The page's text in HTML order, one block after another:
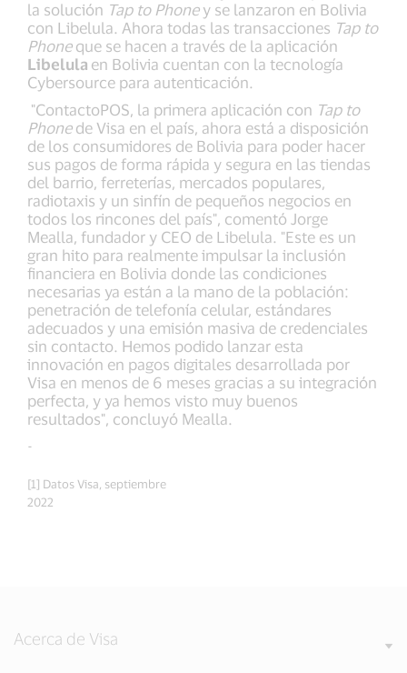
la solución Tap to Phoney se lanzaron en Bolivia
con Libelula. Ahora todas las transacciones Tap to
Phone que se hacen a través de la aplicación
Libelula en Bolivia cuentan con la tecnología
Cybersource para autenticación.
"ContactoPOS, la primera aplicación con Tap to
Phonede Visa en el país, ahora está a disposición
de los consumidores de Bolivia para poder hacer
sus pagos de forma rápida y segura en las tiendas
del barrio, ferreterías, mercados populares,
radiotaxis y un sinfín de pequeños negocios en
todos los rincones del país", comentó Jorge
Mealla, fundador y CEO de Libelula. "Este es un
gran hito para realmente impulsar la inclusión
financiera en Bolivia donde las condiciones
necesarias ya están a la mano de la población:
penetración de telefonía celular, estándares
adecuados y una emisión masiva de credenciales
sin contacto. Hemos podido lanzar esta
innovación en pagos digitales desarrollada por
Visa en menos de 6 meses gracias a su integración
perfecta, y ya hemos visto muy buenos
resultados", concluyó Mealla.
-
[1] Datos Visa, septiembre
2022
Acerca de Visa